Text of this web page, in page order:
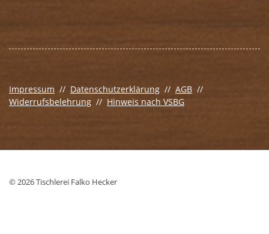
Impressum // Datenschutzerklärung // AGB //
Widerrufsbelehrung // Hinweis nach VSBG
© 2026 Tischlerei Falko Hecker